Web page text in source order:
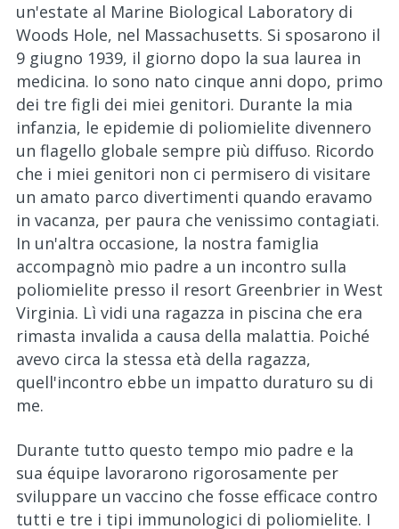
un'estate al Marine Biological Laboratory di
Woods Hole, nel Massachusetts. Si sposarono il
9 giugno 1939, il giorno dopo la sua laurea in
medicina. Io sono nato cinque anni dopo, primo
dei tre figli dei miei genitori. Durante la mia
infanzia, le epidemie di poliomielite divennero
un flagello globale sempre più diffuso. Ricordo
che i miei genitori non ci permisero di visitare
un amato parco divertimenti quando eravamo
in vacanza, per paura che venissimo contagiati.
In un'altra occasione, la nostra famiglia
accompagnò mio padre a un incontro sulla
poliomielite presso il resort Greenbrier in West
Virginia. Lì vidi una ragazza in piscina che era
rimasta invalida a causa della malattia. Poiché
avevo circa la stessa età della ragazza,
quell'incontro ebbe un impatto duraturo su di
me.
Durante tutto questo tempo mio padre e la
sua équipe lavorarono rigorosamente per
sviluppare un vaccino che fosse efficace contro
tutti e tre i tipi immunologici di poliomielite. I